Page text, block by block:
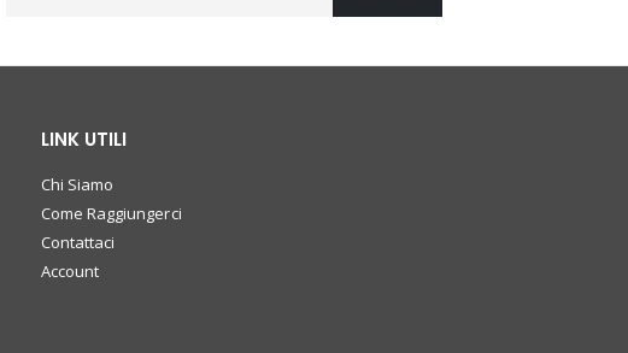
LINK UTILI
Chi Siamo
Come Raggiungerci
Contattaci
Account